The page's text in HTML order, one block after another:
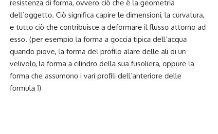
resistenza di forma, ovvero ciò che è la geometria
dell’oggetto. Ciò significa capire le dimensioni, la curvatura,
e tutto ciò che contribuisce a deformare il flusso attorno ad
esso. (per esempio la forma a goccia tipica dell’acqua
quando piove, la forma del profilo alare delle ali di un
velivolo, la forma a cilindro della sua fusoliera, oppure la
forma che assumono i vari profili dell’anteriore delle
formula 1)